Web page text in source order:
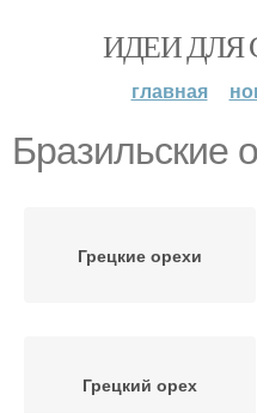
ИДЕИ ДЛЯ
главная
Бразильские
Грецкие орехи
Грецкий орех